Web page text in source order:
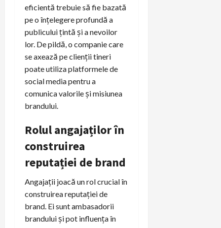
eficientă trebuie să fie bazată
pe o înțelegere profundă a
publicului țintă și a nevoilor
lor. De pildă, o companie care
se axează pe clienții tineri
poate utiliza platformele de
social media pentru a
comunica valorile și misiunea
brandului.
Rolul angajaților în
construirea
reputației de brand
Angajații joacă un rol crucial în
construirea reputației de
brand. Ei sunt ambasadorii
brandului și pot influența în